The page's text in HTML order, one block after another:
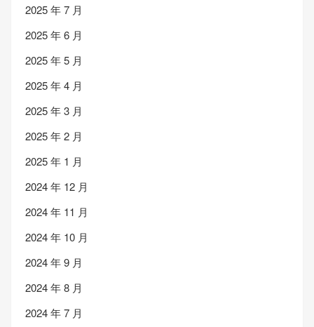
2025 年 7 月
2025 年 6 月
2025 年 5 月
2025 年 4 月
2025 年 3 月
2025 年 2 月
2025 年 1 月
2024 年 12 月
2024 年 11 月
2024 年 10 月
2024 年 9 月
2024 年 8 月
2024 年 7 月